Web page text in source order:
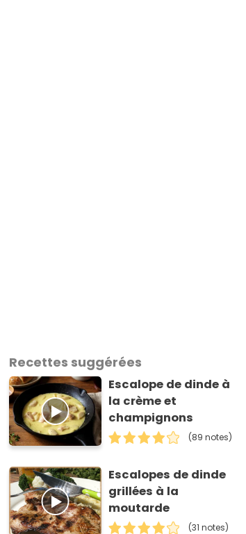
Recettes suggérées
Escalope de dinde à
la crème et
champignons
(89 notes)
Escalopes de dinde
grillées à la
moutarde
(31 notes)